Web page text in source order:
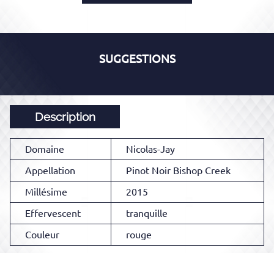
SUGGESTIONS
Description
Domaine
Nicolas-Jay
Appellation
Pinot Noir Bishop Creek
Millésime
2015
Effervescent
tranquille
Couleur
rouge